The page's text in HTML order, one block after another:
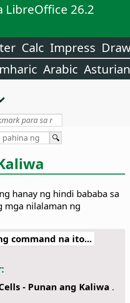
LibreOffice 26.2
Calc Impress
Arabic Asturian
hanay ng hindi bababa sa
mga nilalaman ng
command na ito...
- Punan ang Kaliwa .